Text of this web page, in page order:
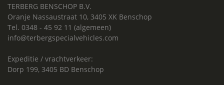
TERBERG BENSCHOP B.V.
Oranje Nassaustraat 10, 3405 XK Benschop
Tel. 0348 - 45 92 11 (algemeen)
info@terbergspecialvehicles.com
Expeditie / vrachtverkeer:
Dorp 199, 3405 BD Benschop